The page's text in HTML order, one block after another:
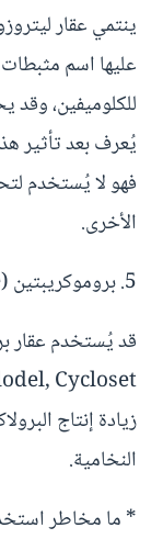
ينتمي عقار
عليها اسم
للكلوميفين، وقد
يُعرف بعد تأثير
فهو لا يُستخدم
الأخرى.
5. بروموكريبتين (Bromocriptine)
قد يُستخدم عقار
زيادة إنتاج
النخامية.
* ما مخاطر